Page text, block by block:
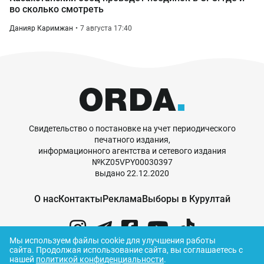
во сколько смотреть
Данияр Каримжан 7 августа 17:40
Свидетельство о постановке на учет периодического
печатного издания,
информационного агентства и сетевого издания
№KZ05VPY00030397
выдано 22.12.2020
О насКонтактыРекламаВыборы в Курултай
Мы используем файлы cookie для улучшения работы
сайта. Продолжая использование сайта, вы соглашаетесь с
нашей политикой конфиденциальности.